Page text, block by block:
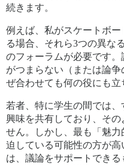
続きます。
例えば、私がスケートボ
る場合、それら3つの異な
のフォーラムが必要です。
がつまらない（または論
ぜ合わせても何の役にも立
若者、特に学生の間では
興味を共有しており、そ
せん。しかし、最も「魅
迫している可能性の方が
は、議論をサポートできる